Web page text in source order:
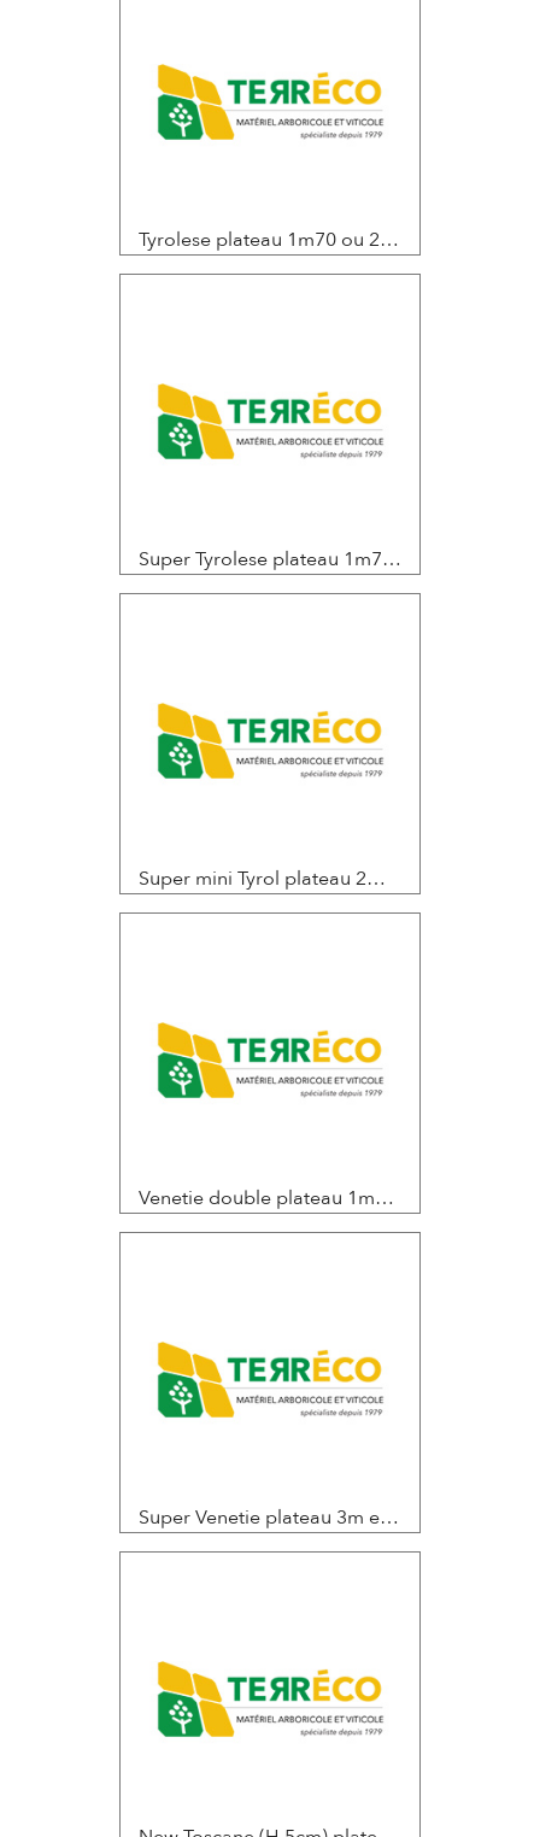
Tyrolese plateau 1m70 ou 2 m Hauteur de levée 2m20 / 2m40
Super Tyrolese plateau 1m70 ou 2 m Hauteur de levée 2m95
Super mini Tyrol plateau 2m10 / 2m50 / 3m00 et hauteur de levée 2m35 / 2m50 / 2m65
Venetie double plateau 1m50/1m50 ou 1m50/2m00 ou 2m00/2m00 et hauteur de levée 2m00 / 2m40 / 2m95
Super Venetie plateau 3m et hauteur de levée 2m60 / 2m95